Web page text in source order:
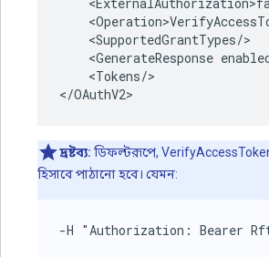
    <SupportedGrantTypes/>
<GenerateResponse
    <Tokens/>
</OAuthV2>
দ্রষ্টব্য: ডিফল্টরূপে,
হিসাবে পাঠানো হবে। যেমন:
-H "Authorization: Bearer